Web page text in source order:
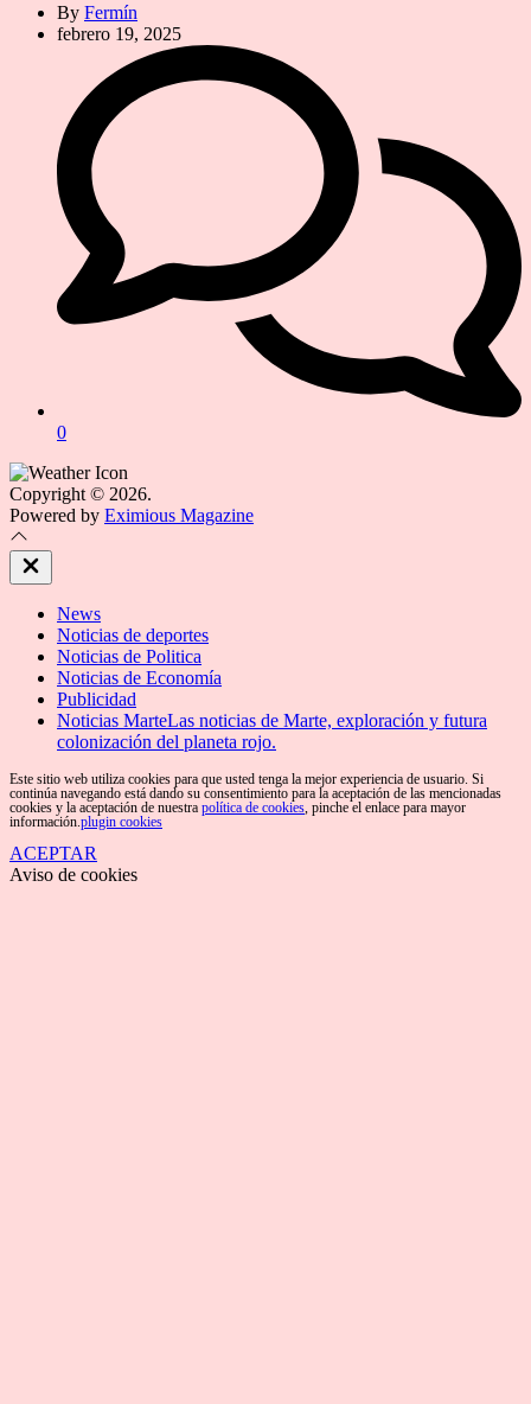
By Fermín
febrero 19, 2025
0
Copyright © 2026.
Powered by Eximious Magazine
Close
Off
News
Noticias de deportes
Noticias de Politica
Noticias de Economía
Publicidad
Noticias MarteLas noticias de Marte, exploración y futura
colonización del planeta rojo.
Este sitio web utiliza cookies para que usted tenga la mejor experiencia de usuario. Si
continúa navegando está dando su consentimiento para la aceptación de las mencionadas
cookies y la aceptación de nuestra política de cookies , pinche el enlace para mayor
información. plugin cookies
ACEPTAR
Aviso de cookies